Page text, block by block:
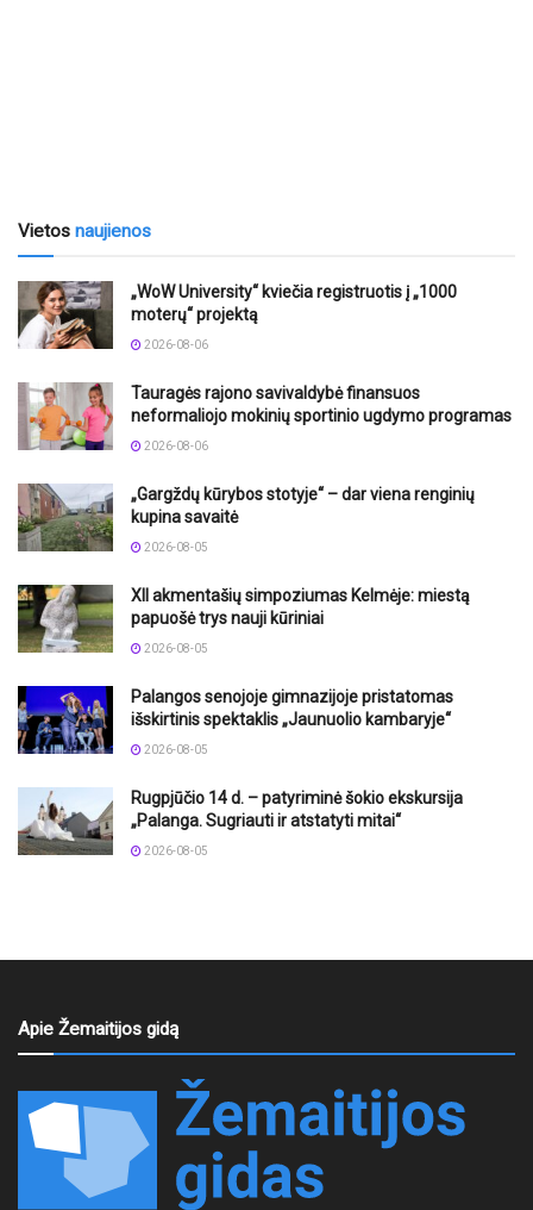
Vietos naujienos
„WoW University“ kviečia registruotis į „1000
moterų“ projektą
2026-08-06
Tauragės rajono savivaldybė finansuos
neformaliojo mokinių sportinio ugdymo programas
2026-08-06
„Gargždų kūrybos stotyje“ – dar viena renginių
kupina savaitė
2026-08-05
XII akmentašių simpoziumas Kelmėje: miestą
papuošė trys nauji kūriniai
2026-08-05
Palangos senojoje gimnazijoje pristatomas
išskirtinis spektaklis „Jaunuolio kambaryje“
2026-08-05
Rugpjūčio 14 d. – patyriminė šokio ekskursija
„Palanga. Sugriauti ir atstatyti mitai“
2026-08-05
Apie Žemaitijos gidą